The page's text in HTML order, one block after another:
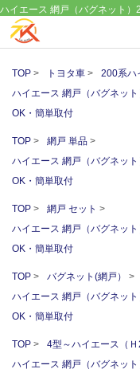
ハイエース 網戸（バグネット
取付 ｜ 網戸 単品 ｜4WDや
ンピング部品までご提案の T.K
TOP トヨタ車
200系ハ
ハイエース 網戸（バグネッ
OK・簡単取付
TOP
網戸 単品
ハイエース 網戸（バグネッ
OK・簡単取付
TOP
網戸 セット
ハイエース 網戸（バグネッ
OK・簡単取付
TOP
バグネット(網戸）
ハイエース 網戸（バグネッ
OK・簡単取付
TOP
4型～ハイエース（Ｈ
ハイエース 網戸（バグネッ